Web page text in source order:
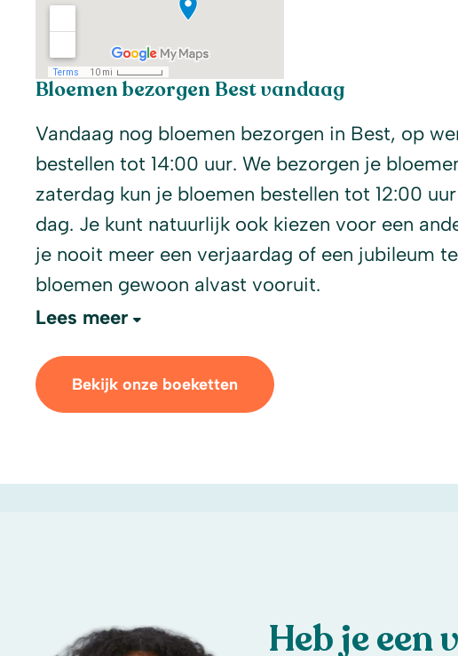
Bloemen bezorgen Best vandaag
Vandaag nog bloemen bezorgen in Best, op
bestellen tot 14:00 uur. We bezorgen je
zaterdag kun je bloemen bestellen tot 12:00
dag. Je kunt natuurlijk ook kiezen voor een
je nooit meer een verjaardag of een jubileum
bloemen gewoon alvast vooruit.
Lees meer
Bekijk onze boeketten
Heb je een